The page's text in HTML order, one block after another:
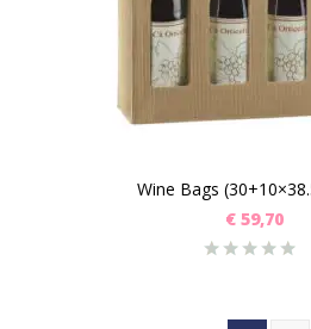
Wine Bags
€ 59,70